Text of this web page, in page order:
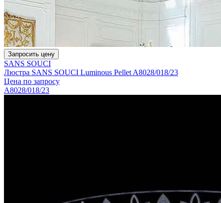
Запросить цену
SANS SOUCI
Люстра SANS SOUCI Luminous Pellet A8028/018/23
Цена по запросу
A8028/018/23